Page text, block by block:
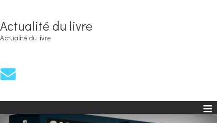
Actualité du livre
Actualité du livre